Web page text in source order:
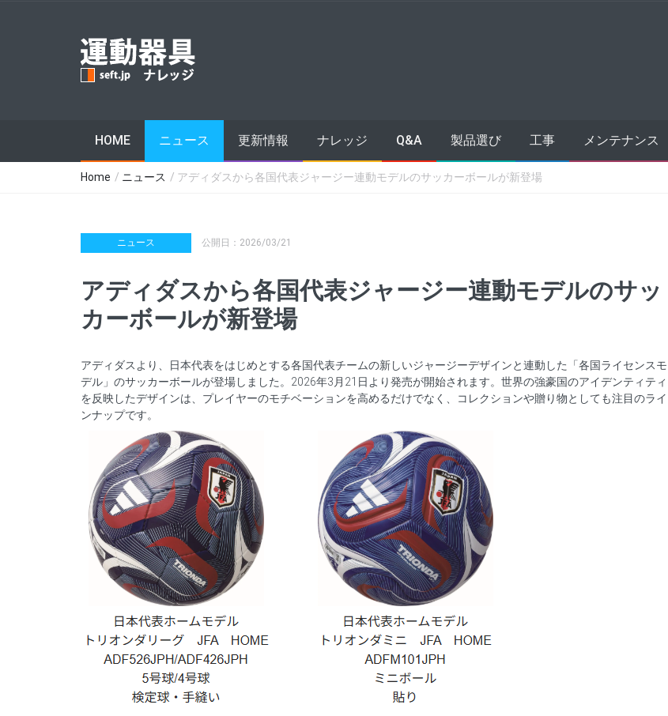
HOME ニュース 更新情報 ナレッジ Q&A 製品選び 工事 メンテナンス
Home / ニュース / アディダスから各国代表ジャージー連動モデルのサッカーボールが新登場
ニュース 公開日：2026/03/21
アディダスから各国代表ジャージー連動モデルのサッ
カーボールが新登場
アディダスより、日本代表をはじめとする各国代表チームの新しいジャージーデザインと連動した「各国ライセンスモ
デル」のサッカーボールが登場しました。2026年3月21日より発売が開始されます。世界の強豪国のアイデンティティ
を反映したデザインは、プレイヤーのモチベーションを高めるだけでなく、コレクションや贈り物としても注目のライ
ンナップです。